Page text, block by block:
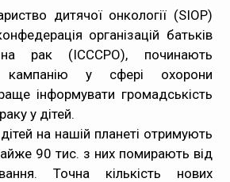
дитячої онкології (SIOP)
організацій батьків
рак (ICCCPO), починають
кампанію у сфері охорони
інформувати громадськість
у дітей.
на нашій планеті отримують
90 тис. з них помирають від
Точна кількість нових